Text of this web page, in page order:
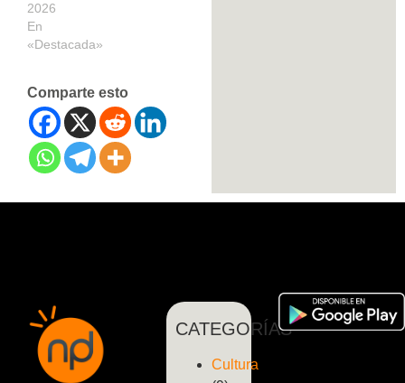
2026
En
«Destacada»
Comparte esto
CATEGORÍAS
Cultura